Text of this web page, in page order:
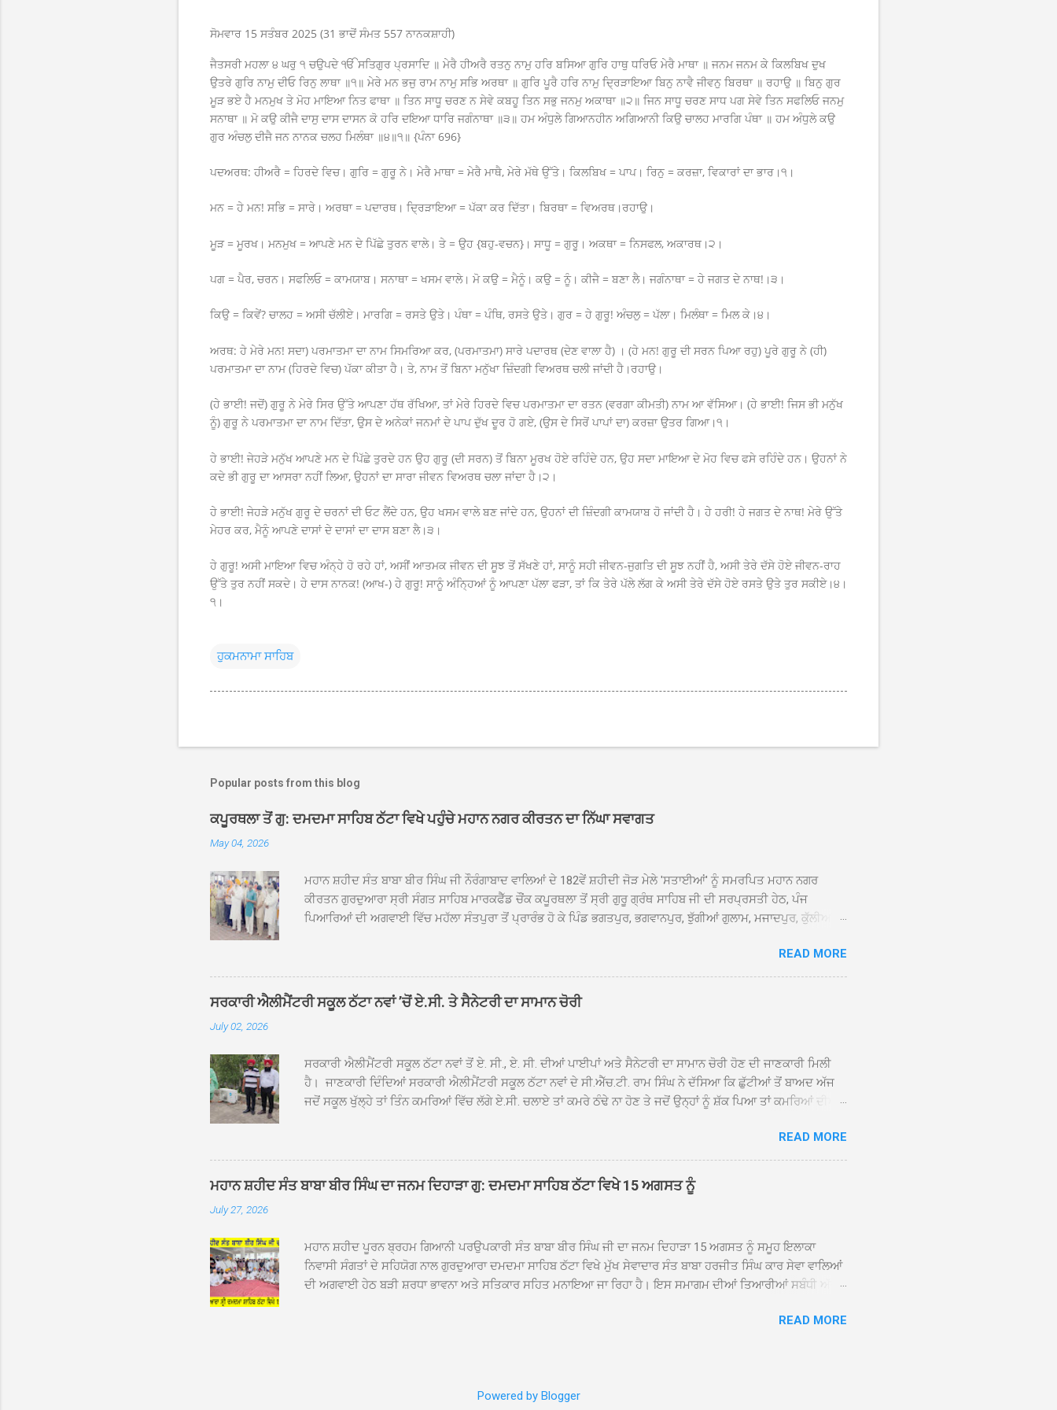
ਸੋਮਵਾਰ 15 ਸਤੰਬਰ 2025 (31 ਭਾਦੋਂ ਸੰਮਤ 557 ਨਾਨਕਸ਼ਾਹੀ)
ਜੈਤਸਰੀ ਮਹਲਾ ੪ ਘਰੁ ੧ ਚਉਪਦੇ ੴ ਸਤਿਗੁਰ ਪ੍ਰਸਾਦਿ ॥ ਮੇਰੈ ਹੀਅਰੈ ਰਤਨੁ ਨਾਮੁ ਹਰਿ ਬਸਿਆ ਗੁਰਿ ਹਾਥੁ ਧਰਿਓ ਮੇਰੈ ਮਾਥਾ ॥ ਜਨਮ ਜਨਮ ਕੇ ਕਿਲਬਿਖ ਦੁਖ
ਉਤਰੇ ਗੁਰਿ ਨਾਮੁ ਦੀਓ ਰਿਨੁ ਲਾਥਾ ॥੧॥ ਮੇਰੇ ਮਨ ਭਜੁ ਰਾਮ ਨਾਮੁ ਸਭਿ ਅਰਥਾ ॥ ਗੁਰਿ ਪੂਰੈ ਹਰਿ ਨਾਮੁ ਦ੍ਰਿੜਾਇਆ ਬਿਨੁ ਨਾਵੈ ਜੀਵਨੁ ਬਿਰਥਾ ॥ ਰਹਾਉ ॥ ਬਿਨੁ ਗੁਰ
ਮੂੜ ਭਏ ਹੈ ਮਨਮੁਖ ਤੇ ਮੋਹ ਮਾਇਆ ਨਿਤ ਫਾਥਾ ॥ ਤਿਨ ਸਾਧੂ ਚਰਣ ਨ ਸੇਵੇ ਕਬਹੂ ਤਿਨ ਸਭੁ ਜਨਮੁ ਅਕਾਥਾ ॥੨॥ ਜਿਨ ਸਾਧੂ ਚਰਣ ਸਾਧ ਪਗ ਸੇਵੇ ਤਿਨ ਸਫਲਿਓ ਜਨਮੁ
ਸਨਾਥਾ ॥ ਮੋ ਕਉ ਕੀਜੈ ਦਾਸੁ ਦਾਸ ਦਾਸਨ ਕੋ ਹਰਿ ਦਇਆ ਧਾਰਿ ਜਗੰਨਾਥਾ ॥੩॥ ਹਮ ਅੰਧੁਲੇ ਗਿਆਨਹੀਨ ਅਗਿਆਨੀ ਕਿਉ ਚਾਲਹ ਮਾਰਗਿ ਪੰਥਾ ॥ ਹਮ ਅੰਧੁਲੇ ਕਉ
ਗੁਰ ਅੰਚਲੁ ਦੀਜੈ ਜਨ ਨਾਨਕ ਚਲਹ ਮਿਲੰਥਾ ॥੪॥੧॥ {ਪੰਨਾ 696}
ਪਦਅਰਥ: ਹੀਅਰੈ = ਹਿਰਦੇ ਵਿਚ। ਗੁਰਿ = ਗੁਰੂ ਨੇ। ਮੇਰੈ ਮਾਥਾ = ਮੇਰੈ ਮਾਥੈ, ਮੇਰੇ ਮੱਥੇ ਉੱਤੇ। ਕਿਲਬਿਖ = ਪਾਪ। ਰਿਨੁ = ਕਰਜ਼ਾ, ਵਿਕਾਰਾਂ ਦਾ ਭਾਰ।੧।
ਮਨ = ਹੇ ਮਨ! ਸਭਿ = ਸਾਰੇ। ਅਰਥਾ = ਪਦਾਰਥ। ਦ੍ਰਿੜਾਇਆ = ਪੱਕਾ ਕਰ ਦਿੱਤਾ। ਬਿਰਥਾ = ਵਿਅਰਥ।ਰਹਾਉ।
ਮੂੜ = ਮੂਰਖ। ਮਨਮੁਖ = ਆਪਣੇ ਮਨ ਦੇ ਪਿੱਛੇ ਤੁਰਨ ਵਾਲੇ। ਤੇ = ਉਹ {ਬਹੁ-ਵਚਨ}। ਸਾਧੂ = ਗੁਰੂ। ਅਕਥਾ = ਨਿਸਫਲ, ਅਕਾਰਥ।੨।
ਪਗ = ਪੈਰ, ਚਰਨ। ਸਫਲਿਓ = ਕਾਮਯਾਬ। ਸਨਾਥਾ = ਖਸਮ ਵਾਲੇ। ਮੋ ਕਉ = ਮੈਨੂੰ। ਕਉ = ਨੂੰ। ਕੀਜੈ = ਬਣਾ ਲੈ। ਜਗੰਨਾਥਾ = ਹੇ ਜਗਤ ਦੇ ਨਾਥ!।੩।
ਕਿਉ = ਕਿਵੇਂ? ਚਾਲਹ = ਅਸੀ ਚੱਲੀਏ। ਮਾਰਗਿ = ਰਸਤੇ ਉਤੇ। ਪੰਥਾ = ਪੰਥਿ, ਰਸਤੇ ਉਤੇ। ਗੁਰ = ਹੇ ਗੁਰੂ! ਅੰਚਲੁ = ਪੱਲਾ। ਮਿਲੰਥਾ = ਮਿਲ ਕੇ।੪।
ਅਰਥ: ਹੇ ਮੇਰੇ ਮਨ! ਸਦਾ) ਪਰਮਾਤਮਾ ਦਾ ਨਾਮ ਸਿਮਰਿਆ ਕਰ, (ਪਰਮਾਤਮਾ) ਸਾਰੇ ਪਦਾਰਥ (ਦੇਣ ਵਾਲਾ ਹੈ) । (ਹੇ ਮਨ! ਗੁਰੂ ਦੀ ਸਰਨ ਪਿਆ ਰਹੁ) ਪੂਰੇ ਗੁਰੂ ਨੇ (ਹੀ)
ਪਰਮਾਤਮਾ ਦਾ ਨਾਮ (ਹਿਰਦੇ ਵਿਚ) ਪੱਕਾ ਕੀਤਾ ਹੈ। ਤੇ, ਨਾਮ ਤੋਂ ਬਿਨਾ ਮਨੁੱਖਾ ਜ਼ਿੰਦਗੀ ਵਿਅਰਥ ਚਲੀ ਜਾਂਦੀ ਹੈ।ਰਹਾਉ।
(ਹੇ ਭਾਈ! ਜਦੋਂ) ਗੁਰੂ ਨੇ ਮੇਰੇ ਸਿਰ ਉੱਤੇ ਆਪਣਾ ਹੱਥ ਰੱਖਿਆ, ਤਾਂ ਮੇਰੇ ਹਿਰਦੇ ਵਿਚ ਪਰਮਾਤਮਾ ਦਾ ਰਤਨ (ਵਰਗਾ ਕੀਮਤੀ) ਨਾਮ ਆ ਵੱਸਿਆ। (ਹੇ ਭਾਈ! ਜਿਸ ਭੀ ਮਨੁੱਖ
ਨੂੰ) ਗੁਰੂ ਨੇ ਪਰਮਾਤਮਾ ਦਾ ਨਾਮ ਦਿੱਤਾ, ਉਸ ਦੇ ਅਨੇਕਾਂ ਜਨਮਾਂ ਦੇ ਪਾਪ ਦੁੱਖ ਦੂਰ ਹੋ ਗਏ, (ਉਸ ਦੇ ਸਿਰੋਂ ਪਾਪਾਂ ਦਾ) ਕਰਜ਼ਾ ਉਤਰ ਗਿਆ।੧।
ਹੇ ਭਾਈ! ਜੇਹੜੇ ਮਨੁੱਖ ਆਪਣੇ ਮਨ ਦੇ ਪਿੱਛੇ ਤੁਰਦੇ ਹਨ ਉਹ ਗੁਰੂ (ਦੀ ਸਰਨ) ਤੋਂ ਬਿਨਾ ਮੂਰਖ ਹੋਏ ਰਹਿੰਦੇ ਹਨ, ਉਹ ਸਦਾ ਮਾਇਆ ਦੇ ਮੋਹ ਵਿਚ ਫਸੇ ਰਹਿੰਦੇ ਹਨ। ਉਹਨਾਂ ਨੇ
ਕਦੇ ਭੀ ਗੁਰੂ ਦਾ ਆਸਰਾ ਨਹੀਂ ਲਿਆ, ਉਹਨਾਂ ਦਾ ਸਾਰਾ ਜੀਵਨ ਵਿਅਰਥ ਚਲਾ ਜਾਂਦਾ ਹੈ।੨।
ਹੇ ਭਾਈ! ਜੇਹੜੇ ਮਨੁੱਖ ਗੁਰੂ ਦੇ ਚਰਨਾਂ ਦੀ ਓਟ ਲੈਂਦੇ ਹਨ, ਉਹ ਖਸਮ ਵਾਲੇ ਬਣ ਜਾਂਦੇ ਹਨ, ਉਹਨਾਂ ਦੀ ਜ਼ਿੰਦਗੀ ਕਾਮਯਾਬ ਹੋ ਜਾਂਦੀ ਹੈ। ਹੇ ਹਰੀ! ਹੇ ਜਗਤ ਦੇ ਨਾਥ! ਮੇਰੇ ਉੱਤੇ
ਮੇਹਰ ਕਰ, ਮੈਨੂੰ ਆਪਣੇ ਦਾਸਾਂ ਦੇ ਦਾਸਾਂ ਦਾ ਦਾਸ ਬਣਾ ਲੈ।੩।
ਹੇ ਗੁਰੂ! ਅਸੀ ਮਾਇਆ ਵਿਚ ਅੰਨ੍ਹੇ ਹੋ ਰਹੇ ਹਾਂ, ਅਸੀਂ ਆਤਮਕ ਜੀਵਨ ਦੀ ਸੂਝ ਤੋਂ ਸੱਖਣੇ ਹਾਂ, ਸਾਨੂੰ ਸਹੀ ਜੀਵਨ-ਜੁਗਤਿ ਦੀ ਸੂਝ ਨਹੀਂ ਹੈ, ਅਸੀ ਤੇਰੇ ਦੱਸੇ ਹੋਏ ਜੀਵਨ-ਰਾਹ
ਉੱਤੇ ਤੁਰ ਨਹੀਂ ਸਕਦੇ। ਹੇ ਦਾਸ ਨਾਨਕ! (ਆਖ-) ਹੇ ਗੁਰੂ! ਸਾਨੂੰ ਅੰਨਿ੍ਹਆਂ ਨੂੰ ਆਪਣਾ ਪੱਲਾ ਫੜਾ, ਤਾਂ ਕਿ ਤੇਰੇ ਪੱਲੇ ਲੱਗ ਕੇ ਅਸੀ ਤੇਰੇ ਦੱਸੇ ਹੋਏ ਰਸਤੇ ਉਤੇ ਤੁਰ ਸਕੀਏ।੪।
੧।
ਹੁਕਮਨਾਮਾ ਸਾਹਿਬ
Popular posts from this blog
ਕਪੂਰਥਲਾ ਤੋਂ ਗੁ: ਦਮਦਮਾ ਸਾਹਿਬ ਠੱਟਾ ਵਿਖੇ ਪਹੁੰਚੇ ਮਹਾਨ ਨਗਰ ਕੀਰਤਨ ਦਾ ਨਿੱਘਾ ਸਵਾਗਤ
May 04, 2026
ਮਹਾਨ ਸ਼ਹੀਦ ਸੰਤ ਬਾਬਾ ਬੀਰ ਸਿੰਘ ਜੀ ਨੌਰੰਗਾਬਾਦ ਵਾਲਿਆਂ ਦੇ 182ਵੇਂ ਸ਼ਹੀਦੀ ਜੋੜ ਮੇਲੇ 'ਸਤਾਈਆਂ' ਨੂੰ ਸਮਰਪਿਤ ਮਹਾਨ ਨਗਰ
ਕੀਰਤਨ ਗੁਰਦੁਆਰਾ ਸ੍ਰੀ ਸੰਗਤ ਸਾਹਿਬ ਮਾਰਕਫੈੱਡ ਚੌਂਕ ਕਪੂਰਥਲਾ ਤੋਂ ਸ੍ਰੀ ਗੁਰੂ ਗ੍ਰੰਥ ਸਾਹਿਬ ਜੀ ਦੀ ਸਰਪ੍ਰਸਤੀ ਹੇਠ, ਪੰਜ
ਪਿਆਰਿਆਂ ਦੀ ਅਗਵਾਈ ਵਿੱਚ ਮਹੱਲਾ ਸੰਤਪੁਰਾ ਤੋਂ ਪ੍ਰਾਰੰਭ ਹੋ ਕੇ ਪਿੰਡ ਭਗਤਪੁਰ, ਭਗਵਾਨਪੁਰ, ਝੁੱਗੀਆਂ ਗੁਲਾਮ, ਮਜਾਦਪੁਰ, ਕੁੱਲੀਆਂ,
ਦਮਦਮਾ ਸਾਹਿਬ ਠੱਟਾ ਵਿਖੇ ਪਹੁੰਚਿਆ। ਨਗਰ ਕੀਰਤਨ ਦੇ ਗੁਰਦੁਆਰਾ ਸ੍ਰੀ ਦਮਦਮਾ ਸਾਹਿਬ ਠੱਟਾ ਵਿਖੇ ਪਹੁੰਚਣ ’ਤੇ ਮੁੱਖ ਸੇਵਾਦਾਰ
ਸੰਤ ਬਾਬਾ ਹਰਜੀਤ ਸਿੰਘ ਤੇ ਇਲਾਕੇ ਦੀਆਂ ਸੰਗਤਾਂ ਵੱਲੋਂ ਜੈਕਾਰਿਆਂ ਦੀ ਗੂੰਜ ਵਿਚ ਨਿੱਘਾ ਸਵਾਗਤ ਕੀਤਾ ਗਿਆ। ਗੁਰਦੁਆਰਾ ਸ੍ਰੀ
ਦਮਦਮਾ ਸਾਹਿਬ ਠੱਟਾ ਵਿਖੇ ਨਗਰ ਕੀਰਤਨ ਦੇ ਸਮਾਪਤੀ ਦੀ ਅਰਦਾਸ ਹੋਈ। ਇਸ ਮੌਕੇ ਪੰਜ ਪਿਆਰੇ ਸਾਹਿਬਾਨ ਤੇ ਨਗਰ ਕੀਰਤਨ ਦੇ
ਪ੍ਰਬੰਧਕਾਂ ਦਾ ਗੁਰਦੁਆਰਾ ਦਮਦਮਾ ਸਾਹਿਬ ਠੱਟਾ ਦੇ ਮੁੱਖ ਸੇਵਾਦਾਰ ਸੰਤ ਬਾਬਾ ਹਰਜੀਤ ਸਿੰਘ ਵੱਲੋਂ ਸਿਰੋਪਾਓ ਦੇ ਕੇ ਵਿਸ਼ੇਸ਼ ਤੌਰ ’ਤੇ
READ MORE
ਸਰਕਾਰੀ ਐਲੀਮੈਂਟਰੀ ਸਕੂਲ ਠੱਟਾ ਨਵਾਂ ’ਚੋਂ ਏ.ਸੀ. ਤੇ ਸੈਨੇਟਰੀ ਦਾ ਸਾਮਾਨ ਚੋਰੀ
July 02, 2026
ਸਰਕਾਰੀ ਐਲੀਮੈਂਟਰੀ ਸਕੂਲ ਠੱਟਾ ਨਵਾਂ ਤੋਂ ਏ. ਸੀ., ਏ. ਸੀ. ਦੀਆਂ ਪਾਈਪਾਂ ਅਤੇ ਸੈਨੇਟਰੀ ਦਾ ਸਾਮਾਨ ਚੋਰੀ ਹੋਣ ਦੀ ਜਾਣਕਾਰੀ ਮਿਲੀ
ਹੈ। ਜਾਣਕਾਰੀ ਦਿੰਦਿਆਂ ਸਰਕਾਰੀ ਐਲੀਮੈਂਟਰੀ ਸਕੂਲ ਠੱਟਾ ਨਵਾਂ ਦੇ ਸੀ.ਐੱਚ.ਟੀ. ਰਾਮ ਸਿੰਘ ਨੇ ਦੱਸਿਆ ਕਿ ਛੁੱਟੀਆਂ ਤੋਂ ਬਾਅਦ ਅੱਜ
ਜਦੋਂ ਸਕੂਲ ਖੁੱਲ੍ਹੇ ਤਾਂ ਤਿੰਨ ਕਮਰਿਆਂ ਵਿੱਚ ਲੱਗੇ ਏ.ਸੀ. ਚਲਾਏ ਤਾਂ ਕਮਰੇ ਠੰਢੇ ਨਾ ਹੋਣ ਤੇ ਜਦੋਂ ਉਨ੍ਹਾਂ ਨੂੰ ਸ਼ੱਕ ਪਿਆ ਤਾਂ ਕਮਰਿਆਂ ਦੀਆਂ
ਹੋਈਆਂ ਸਨ। ਉਨ੍ਹਾਂ ਦੱਸਿਆ ਕਿ ਉਹ ਛੁੱਟੀਆਂ ਦੌਰਾਨ ਵੀ ਸਕੂਲ ਗੇੜਾ ਮਾਰਦੇ ਸਨ ਅਤੇ 20 ਜੂਨ ਤੱਕ ਸਭ ਠੀਕ ਸੀ। ਚੋਰੀ ਦੀ ਘਟਨਾ
20 ਤੋਂ 30 ਜੂਨ ਵਿਚਕਾਰ ਹੋਈ ਜਾਪਦੀ ਹੈ। ਇਸ ਮੌਕੇ ਸਕੂਲ ਸਟਾਫ ਮੈਂਬਰਾਂ ਅੰਜੂ ਬਾਲਾ, ਹਰਜੀਤ ਕੌਰ, ਕਮਲਪ੍ਰੀਤ ਕੌਰ ਅਤੇ ਹਰਵਿੰਦਰ
ਸਿੰਘ ਟੋਡਰਵਾਲ ਨੇ ਦੱਸਿਆ ਕਿ ਸਕੂਲ ਵਿੱਚ ਪਿਛਲੇ ਸਾਲ ਤਿੰਨ ਏ. ਸੀ. ਲਾਉਣ ਦੀ ਸੇਵਾ ਸੀ.ਐੱਚ.ਟੀ. ਰਾਮ ਸਿੰਘ ਵੱਲੋਂ ਕੀਤੀ ਗਈ ਸੀ
ਜਿਸ ਦੀ ਮਾਪਿਆਂ ਨੇ ਖੂਬ ਪ੍ਰਸੰਸਾ ਕੀਤੀ ਸੀ। ਉਨ੍ਹਾਂ ਦੱਸਿਆ ਕਿ ਏਸੀ ਚੋਰੀ ਹੋਣ ਨਾਲ ਬੱਚਿਆਂ ਦੇ ਮਾਪਿਆਂ ਵਿੱਚ ਭਾਰੀ ਰੋਸ ਹੈ ਅਤੇ
READ MORE
ਮਹਾਨ ਸ਼ਹੀਦ ਸੰਤ ਬਾਬਾ ਬੀਰ ਸਿੰਘ ਦਾ ਜਨਮ ਦਿਹਾੜਾ ਗੁ: ਦਮਦਮਾ ਸਾਹਿਬ ਠੱਟਾ ਵਿਖੇ 15 ਅਗਸਤ ਨੂੰ
July 27, 2026
ਮਹਾਨ ਸ਼ਹੀਦ ਪੂਰਨ ਬ੍ਰਹਮ ਗਿਆਨੀ ਪਰਉਪਕਾਰੀ ਸੰਤ ਬਾਬਾ ਬੀਰ ਸਿੰਘ ਜੀ ਦਾ ਜਨਮ ਦਿਹਾੜਾ 15 ਅਗਸਤ ਨੂੰ ਸਮੂਹ ਇਲਾਕਾ
ਨਿਵਾਸੀ ਸੰਗਤਾਂ ਦੇ ਸਹਿਯੋਗ ਨਾਲ ਗੁਰਦੁਆਰਾ ਦਮਦਮਾ ਸਾਹਿਬ ਠੱਟਾ ਵਿਖੇ ਮੁੱਖ ਸੇਵਾਦਾਰ ਸੰਤ ਬਾਬਾ ਹਰਜੀਤ ਸਿੰਘ ਕਾਰ ਸੇਵਾ ਵਾਲਿਆਂ
ਦੀ ਅਗਵਾਈ ਹੇਠ ਬੜੀ ਸ਼ਰਧਾ ਭਾਵਨਾ ਅਤੇ ਸਤਿਕਾਰ ਸਹਿਤ ਮਨਾਇਆ ਜਾ ਰਿਹਾ ਹੈ। ਇਸ ਸਮਾਗਮ ਦੀਆਂ ਤਿਆਰੀਆਂ ਸਬੰਧੀ ਅੱਜ
ਹੇਠ ਹੋਈ ਜਿਸ ਵਿਚ ਸਮੁੱਚੇ ਇਲਾਕੇ ਦੀਆਂ ਵੱਡੀ ਗਿਣਤੀ ਵਿੱਚਸੰਗਤਾਂ ਨੇ ਭਾਗ ਲਿਆ ਅਤੇ ਆਪੋ ਆਪਣੇ ਵਿਚਾਰ ਸਾਂਝੇ ਕੀਤੇ। ਇਸ ਸਬੰਧੀ
ਸ਼ਖਸ਼ੀਅਤਾਂ ਸ਼ਿਰਕਤ ਕਰਨਗੀਆਂ। ਜਨਮ ਦਿਹਾੜੇ ਸਬੰਧੀ ਸਜਾਏ ਜਾ ਰਹੇ ਸੁੰਦਰ ਦੀਵਾਨ ਸਮਾਗਮ ਦੌਰਾਨ ਭਾਈ ਕੁਲਵੰਤ ਸਿੰਘ ਹਜੂਰੀ
READ MORE
Powered by Blogger